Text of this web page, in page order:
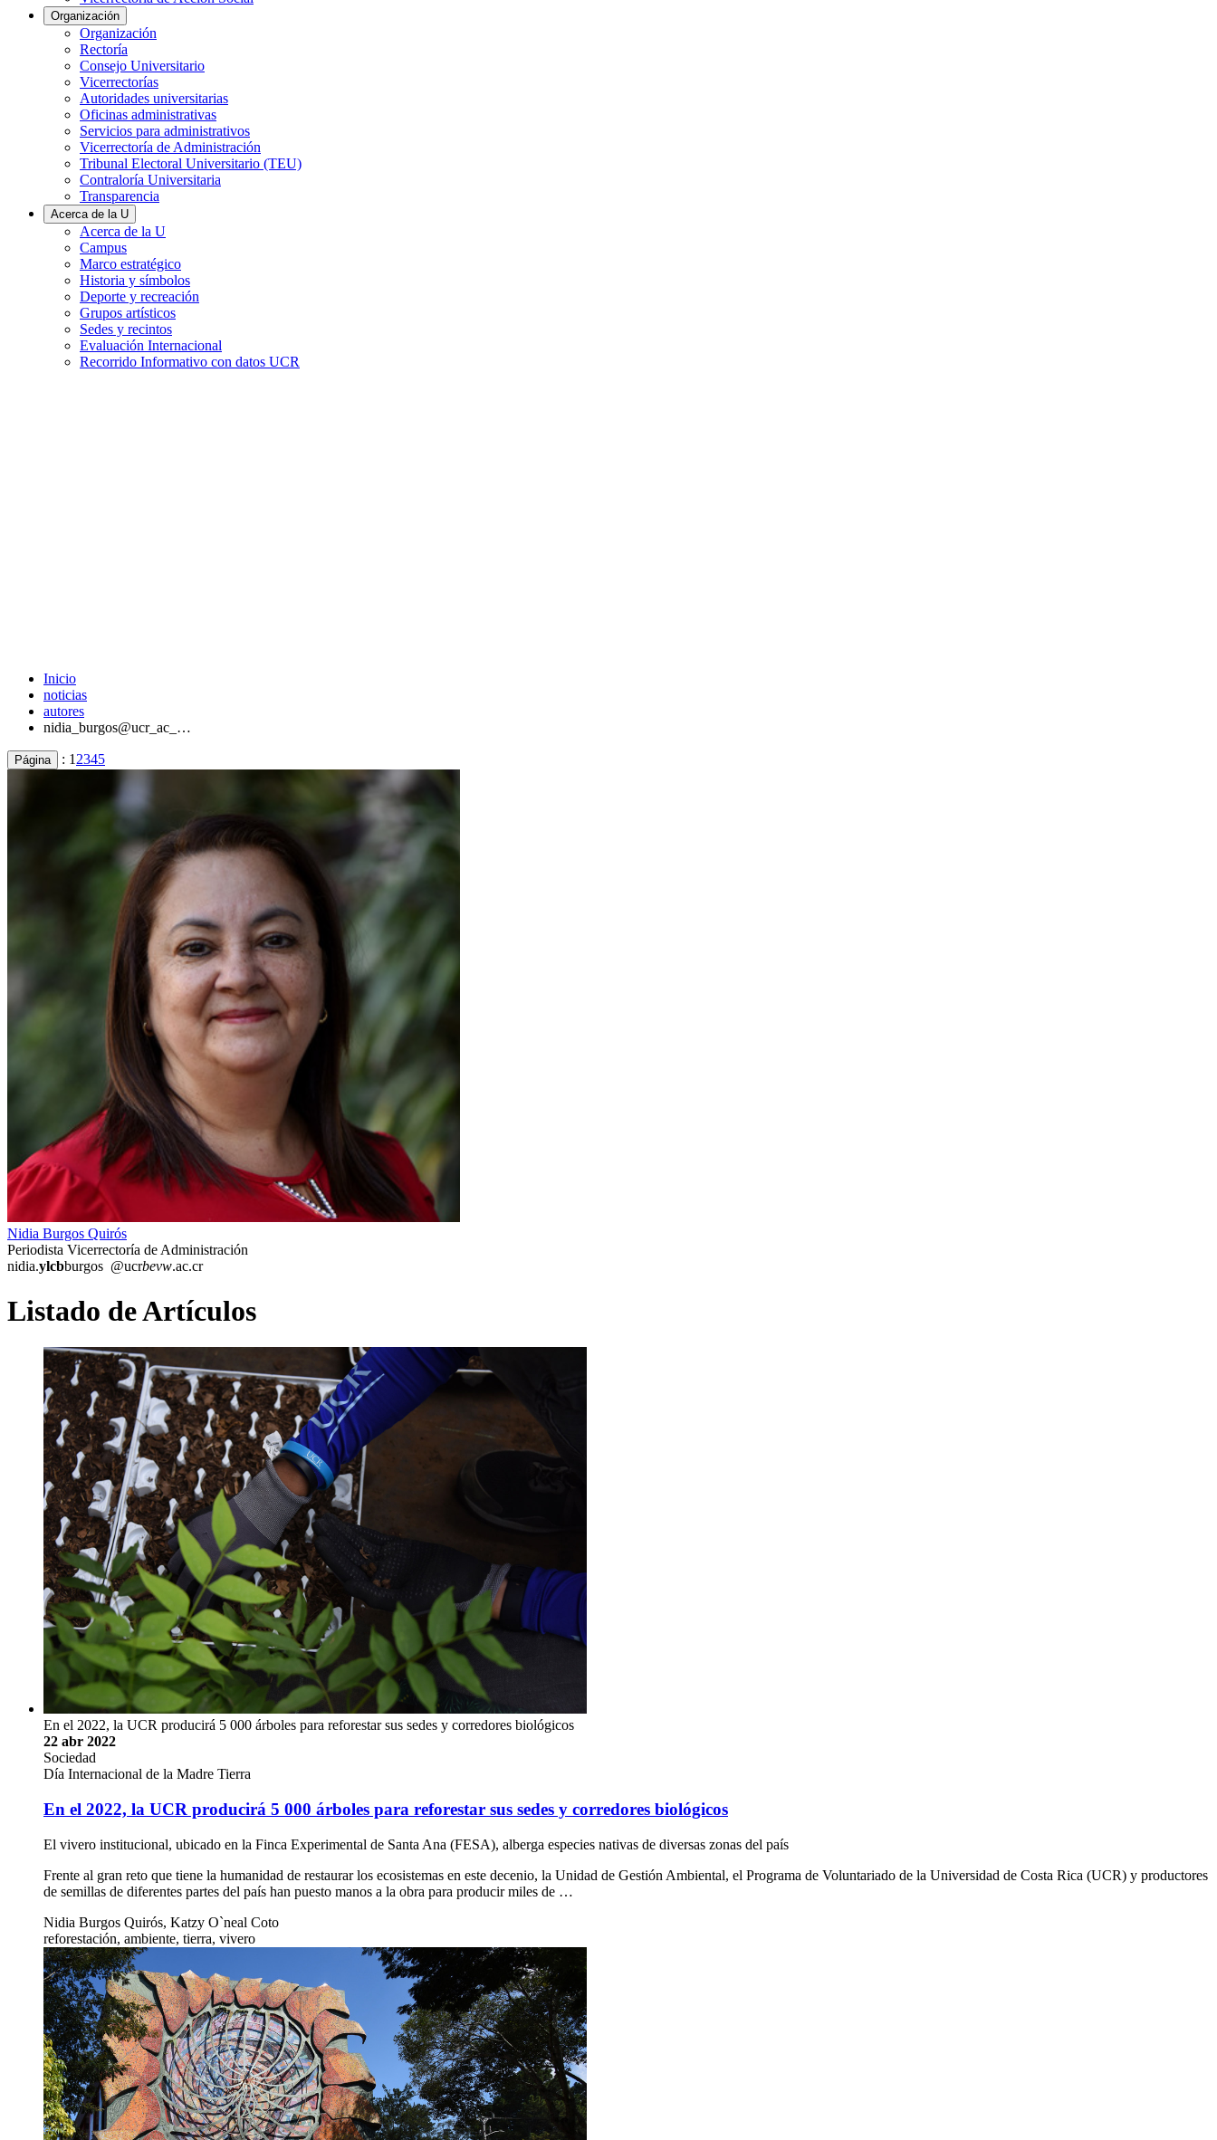
Organización
Organización
Rectoría
Consejo Universitario
Vicerrectorías
Autoridades universitarias
Oficinas administrativas
Servicios para administrativos
Vicerrectoría de Administración
Tribunal Electoral Universitario (TEU)
Contraloría Universitaria
Transparencia
Acerca de la U
Acerca de la U
Campus
Marco estratégico
Historia y símbolos
Deporte y recreación
Grupos artísticos
Sedes y recintos
Evaluación Internacional
Recorrido Informativo con datos UCR
Inicio
noticias
autores
nidia_burgos@ucr_ac_…
Página : 1 2345
Nidia Burgos Quirós
Periodista Vicerrectoría de Administración
nidia.ylcbburgos @ucrbevw.ac.cr
Listado de Artículos
En el 2022, la UCR producirá 5 000 árboles para reforestar sus sedes y corredores biológicos
22 abr 2022
Sociedad
Día Internacional de la Madre Tierra
En el 2022, la UCR producirá 5 000 árboles para reforestar sus sedes y corredores biológicos
El vivero institucional, ubicado en la Finca Experimental de Santa Ana (FESA), alberga especies nativas de diversas zonas del país
Frente al gran reto que tiene la humanidad de restaurar los ecosistemas en este decenio, la Unidad de Gestión Ambiental, el Programa de Voluntariado de la Universidad de Costa Rica (UCR) y productores
de semillas de diferentes partes del país han puesto manos a la obra para producir miles de …
Nidia Burgos Quirós, Katzy O`neal Coto
reforestación, ambiente, tierra, vivero